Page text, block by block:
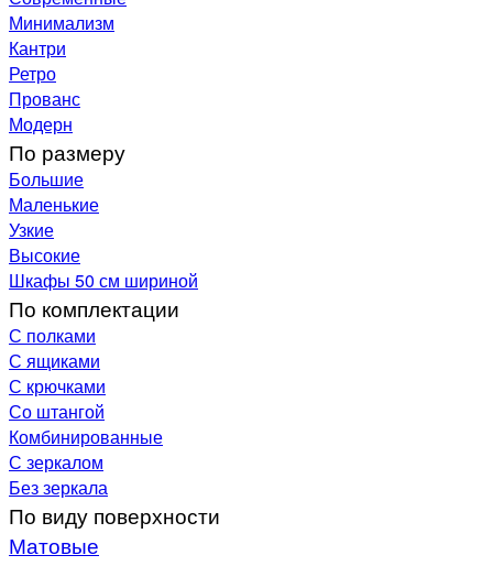
Минимализм
Кантри
Ретро
Прованс
Модерн
По размеру
Большие
Маленькие
Узкие
Высокие
Шкафы 50 см шириной
По комплектации
С полками
С ящиками
С крючками
Со штангой
Комбинированные
С зеркалом
Без зеркала
По виду поверхности
Матовые